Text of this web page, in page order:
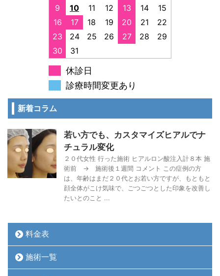
9
10 11 12 13 14
15
16
17 18 19 20 21
22
23
24 25 26 27 28
29
30
31
休診日
診療時間変更あり
新着コラム
若い方でも、カスタマイズヒアルでナ
チュラル変化
２０代女性 行った施術 ヒアルロン酸注入計８本 施
術前 → 施術後１週間 コメント この症例の方
は、年齢はまだ２０代とお若い方ですが、もともと
顔全体がこけ気味で、ごつごつとした印象を改善し
たいとのこと ...
料金表
施術一覧